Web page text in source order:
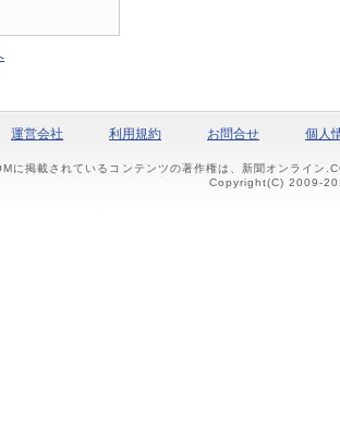
運営会社 利用規約 お問合せ 個人
に掲載されているコンテンツの著作権は、新聞オンライン
Copyright(C) 2009-